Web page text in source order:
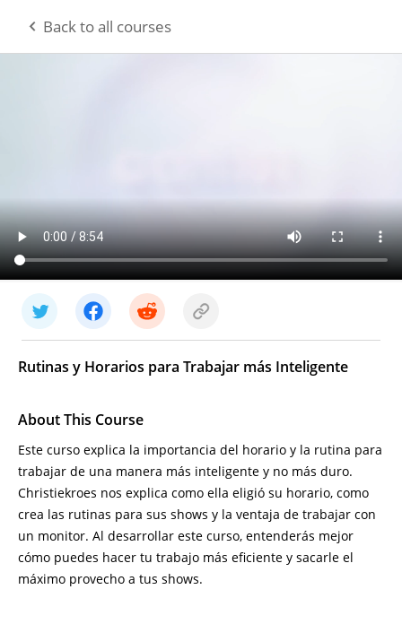
Back to all courses
Rutinas y Horarios para Trabajar más Inteligente
About This Course
Este curso explica la importancia del horario y la rutina para
trabajar de una manera más inteligente y no más duro.
Christiekroes nos explica como ella eligió su horario, como
crea las rutinas para sus shows y la ventaja de trabajar con
un monitor. Al desarrollar este curso, entenderás mejor
cómo puedes hacer tu trabajo más eficiente y sacarle el
máximo provecho a tus shows.